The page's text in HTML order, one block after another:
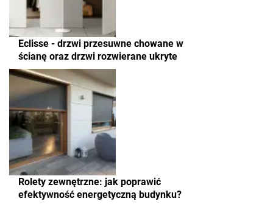
Eclisse - drzwi przesuwne chowane w
ścianę oraz drzwi rozwierane ukryte
Rolety zewnętrzne: jak poprawić
efektywność energetyczną budynku?